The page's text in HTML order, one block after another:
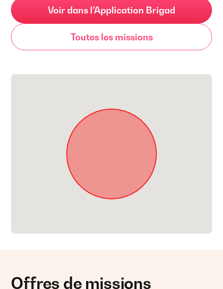
Voir dans l’Application Brigad
Toutes les missions
Offres de missions